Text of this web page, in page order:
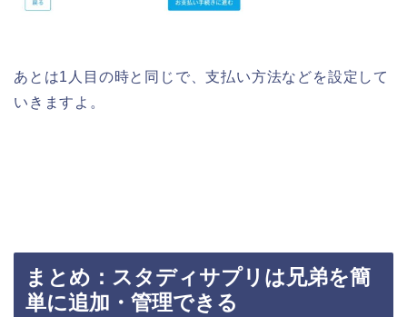
あとは1人目の時と同じで、支払い方法などを設定して
いきますよ。
まとめ：スタディサプリは兄弟を簡
単に追加・管理できる